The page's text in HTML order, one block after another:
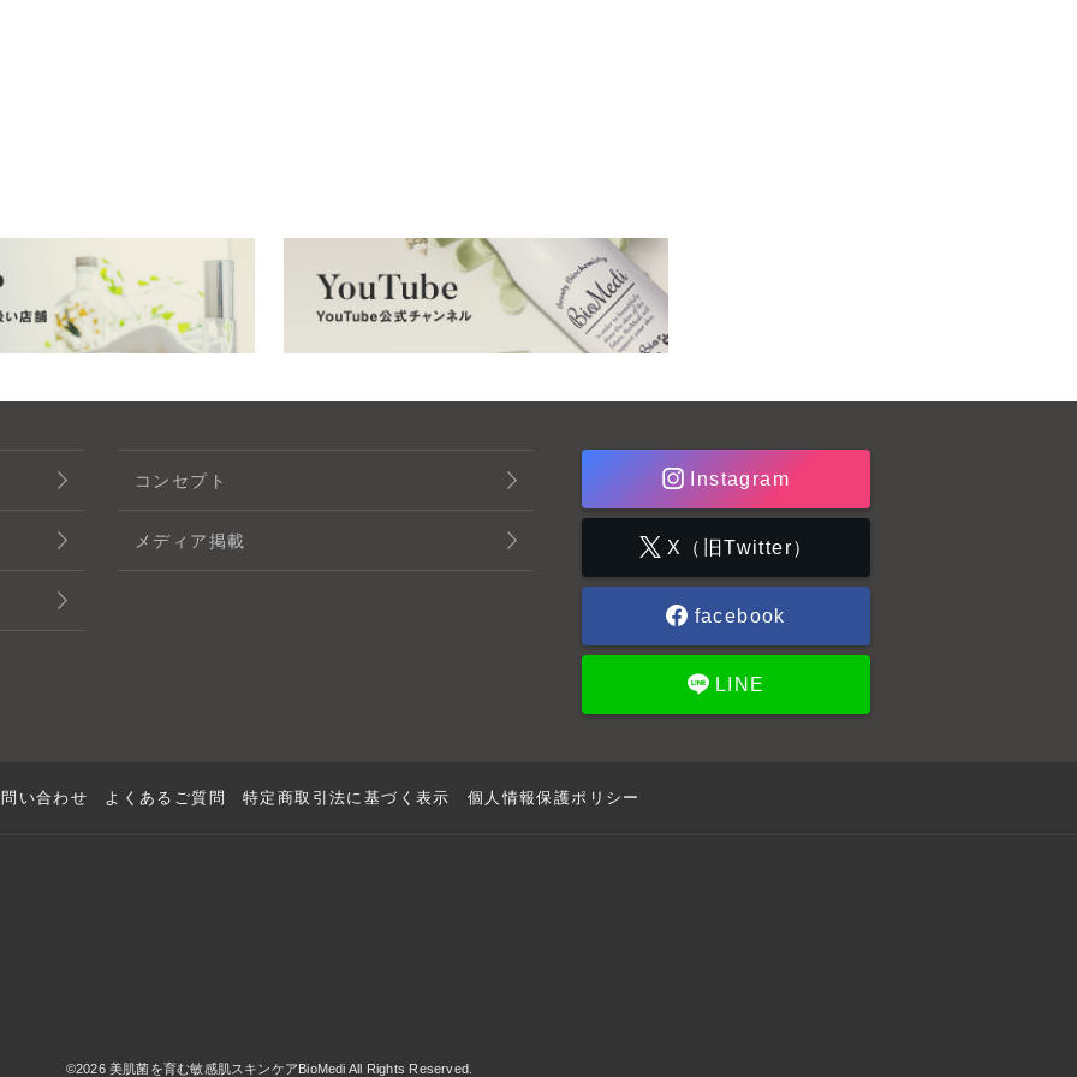
Instagram
X（旧Twitter）
facebook
LINE
コンセプト
メディア掲載
い合わせ よくあるご質問 特定商取引法に基づく表示 個人情報保護ポリシー
©2026 美肌菌を育む敏感肌スキンケアBioMedi All Rights Reserved.